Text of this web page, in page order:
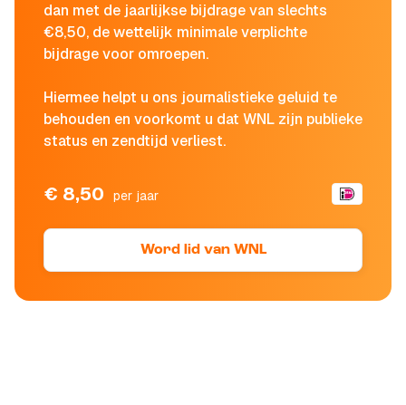
dan met de jaarlijkse bijdrage van slechts
€8,50, de wettelijk minimale verplichte
bijdrage voor omroepen.
Hiermee helpt u ons journalistieke geluid te
behouden en voorkomt u dat WNL zijn publieke
status en zendtijd verliest.
€ 8,50 per jaar
Word lid van WNL